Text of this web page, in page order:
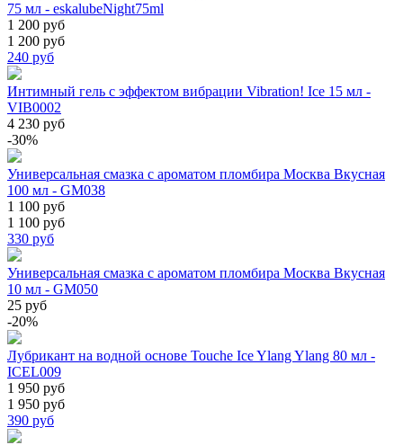
75 мл - eskalubeNight75ml
1 200 руб
1 200 руб
240 руб
Интимный гель с эффектом вибрации Vibration! Ice 15 мл -
VIB0002
4 230 руб
-30%
Универсальная смазка с ароматом пломбира Москва Вкусная
100 мл - GM038
1 100 руб
1 100 руб
330 руб
Универсальная смазка с ароматом пломбира Москва Вкусная
10 мл - GM050
25 руб
-20%
Лубрикант на водной основе Touche Ice Ylang Ylang 80 мл -
ICEL009
1 950 руб
1 950 руб
390 руб